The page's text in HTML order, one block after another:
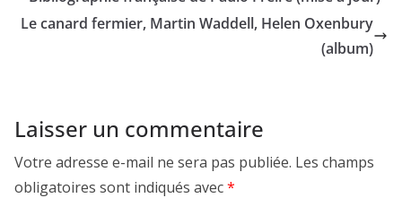
Le canard fermier, Martin Waddell, Helen Oxenbury
(album)
Laisser un commentaire
Votre adresse e-mail ne sera pas publiée. Les champs
obligatoires sont indiqués avec*